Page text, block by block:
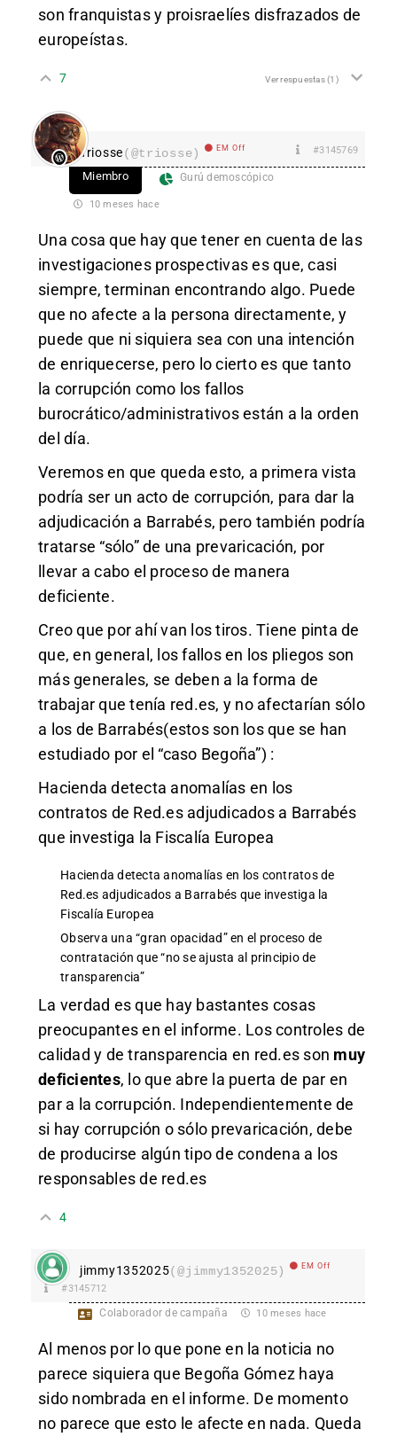
son franquistas y proisraelíes disfrazados de
europeístas.
7 Ver respuestas(1)
Triosse(@triosse) EM Off #3145769
Miembro Gurú demoscópico
10 meses hace
Una cosa que hay que tener en cuenta de las
investigaciones prospectivas es que, casi
siempre, terminan encontrando algo. Puede
que no afecte a la persona directamente, y
puede que ni siquiera sea con una intención
de enriquecerse, pero lo cierto es que tanto
la corrupción como los fallos
burocrático/administrativos están a la orden
del día.
Veremos en que queda esto, a primera vista
podría ser un acto de corrupción, para dar la
adjudicación a Barrabés, pero también podría
tratarse “sólo” de una prevaricación, por
llevar a cabo el proceso de manera
deficiente.
Creo que por ahí van los tiros. Tiene pinta de
que, en general, los fallos en los pliegos son
más generales, se deben a la forma de
trabajar que tenía red.es, y no afectarían sólo
a los de Barrabés(estos son los que se han
estudiado por el “caso Begoña”) :
Hacienda detecta anomalías en los
contratos de Red.es adjudicados a Barrabés
que investiga la Fiscalía Europea
Hacienda detecta anomalías en los contratos de
Red.es adjudicados a Barrabés que investiga la
Fiscalía Europea
Observa una “gran opacidad” en el proceso de
contratación que “no se ajusta al principio de
transparencia”
La verdad es que hay bastantes cosas
preocupantes en el informe. Los controles de
calidad y de transparencia en red.es son muy
deficientes, lo que abre la puerta de par en
par a la corrupción. Independientemente de
si hay corrupción o sólo prevaricación, debe
de producirse algún tipo de condena a los
responsables de red.es
4
jimmy1352025(@jimmy1352025) EM Off
#3145712
Colaborador de campaña 10 meses hace
Al menos por lo que pone en la noticia no
parece siquiera que Begoña Gómez haya
sido nombrada en el informe. De momento
no parece que esto le afecte en nada. Queda